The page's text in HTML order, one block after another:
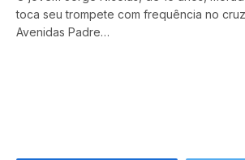
toca seu trompete com frequência no
Avenidas Padre…